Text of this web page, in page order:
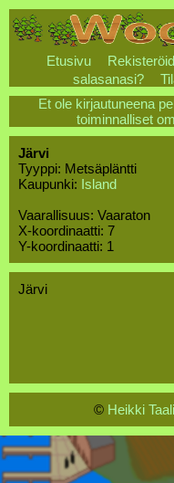
Etusivu
salasanasi?
Et ole kirjautuneena
toiminnalliset
Järvi
Tyyppi: Metsäpläntti
Kaupunki: Island
Vaarallisuus: Vaaraton
X-koordinaatti: 7
Y-koordinaatti: 1
Järvi
© Heikki